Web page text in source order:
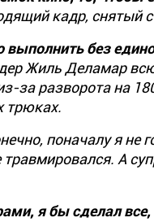
кадр, снятый
без
Жиль Деламар
за разворота на
трюках.
поначалу я не
А
я бы сделал